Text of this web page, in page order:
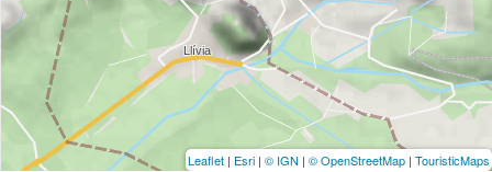
Leaflet | Esri | © IGN | © OpenStreetMap | TouristicMaps